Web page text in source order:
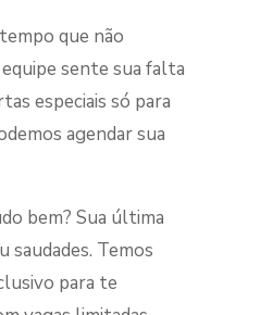
que não
sente sua falta
especiais só para
agendar sua
bem? Sua última
saudades. Temos
para te